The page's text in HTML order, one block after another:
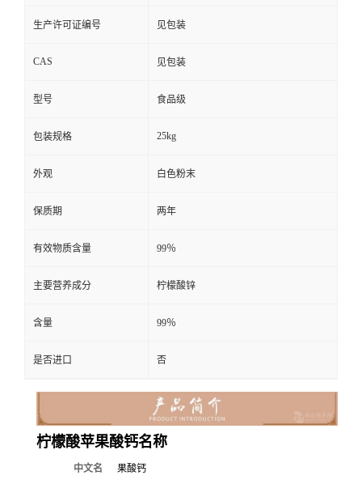
生产许可证编号 见包装
CAS 见包装
型号 食品级
包装规格 25kg
外观 白色粉末
保质期 两年
有效物质含量 99％
主要营养成分 柠檬酸锌
含量 99％
是否进口 否
柠檬酸苹果酸钙名称
中文名 果酸钙